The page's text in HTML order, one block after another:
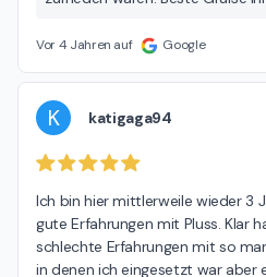
Vor 4 Jahren auf Google
K katigaga94
Ich bin hier mittlerweile wieder 3
gute Erfahrungen mit Pluss. Klar
schlechte Erfahrungen mit so
in denen ich eingesetzt war aber